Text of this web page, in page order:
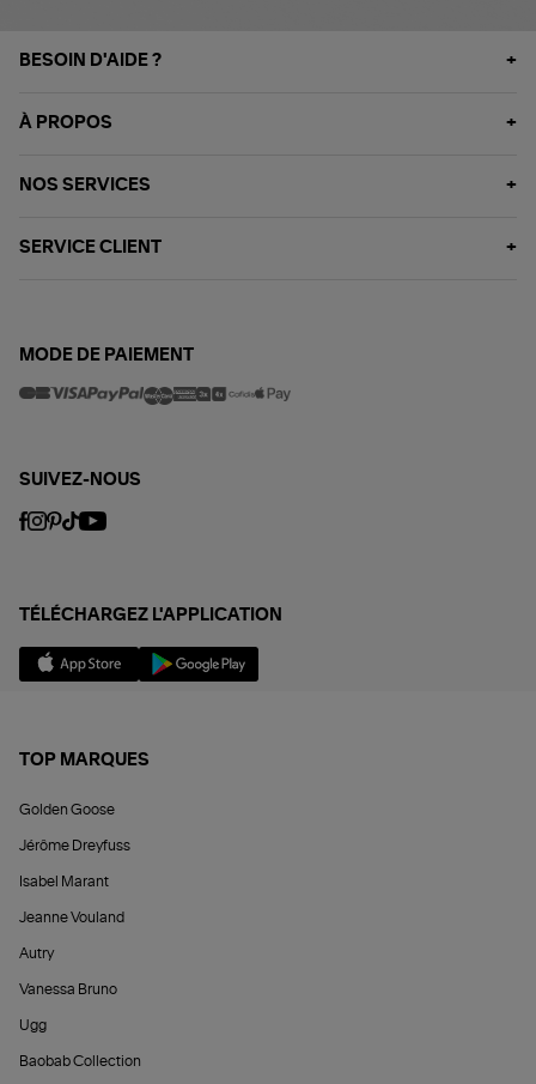
BESOIN D'AIDE ?
À PROPOS
NOS SERVICES
SERVICE CLIENT
MODE DE PAIEMENT
SUIVEZ-NOUS
TÉLÉCHARGEZ L'APPLICATION
TOP MARQUES
Golden Goose
Jérôme Dreyfuss
Isabel Marant
Jeanne Vouland
Autry
Vanessa Bruno
Ugg
Baobab Collection